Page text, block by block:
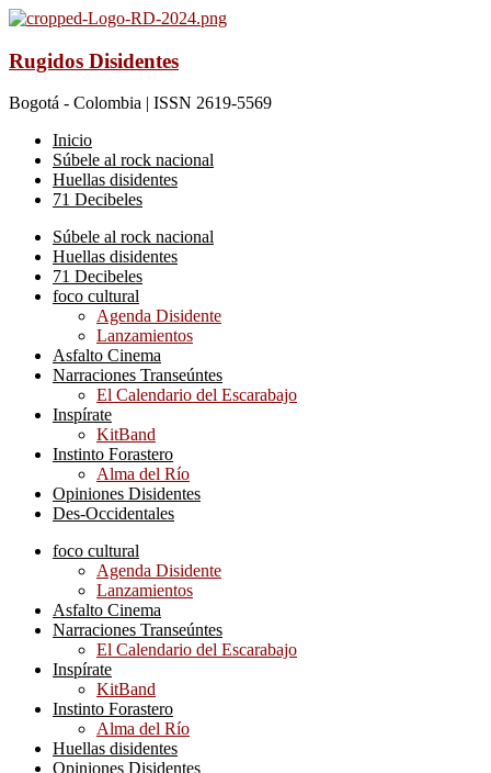
Rugidos Disidentes
Bogotá - Colombia | ISSN 2619-5569
Inicio
Súbele al rock nacional
Huellas disidentes
71 Decibeles
Súbele al rock nacional
Huellas disidentes
71 Decibeles
foco cultural
Agenda Disidente
Lanzamientos
Asfalto Cinema
Narraciones Transeúntes
El Calendario del Escarabajo
Inspírate
KitBand
Instinto Forastero
Alma del Río
Opiniones Disidentes
Des-Occidentales
foco cultural
Agenda Disidente
Lanzamientos
Asfalto Cinema
Narraciones Transeúntes
El Calendario del Escarabajo
Inspírate
KitBand
Instinto Forastero
Alma del Río
Huellas disidentes
Opiniones Disidentes